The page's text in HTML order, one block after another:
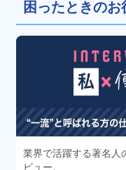
困ったときの
業界で活躍する著名人
ビュー。